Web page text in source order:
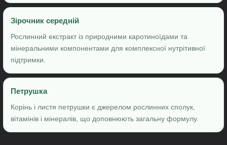
Зірочник середній
Рослинний екстракт із природними каротиноїдами та
мінеральними компонентами для комплексної нутрітивної
підтримки.
Петрушка
Корінь і листя петрушки є джерелом рослинних сполук,
вітамінів і мінералів, що доповнюють загальну формулу.